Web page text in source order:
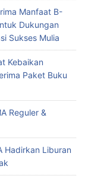
Manfaat B-
Dukungan
Sukses Mulia
Kebaikan
Paket Buku
Reguler &
Hadirkan Liburan